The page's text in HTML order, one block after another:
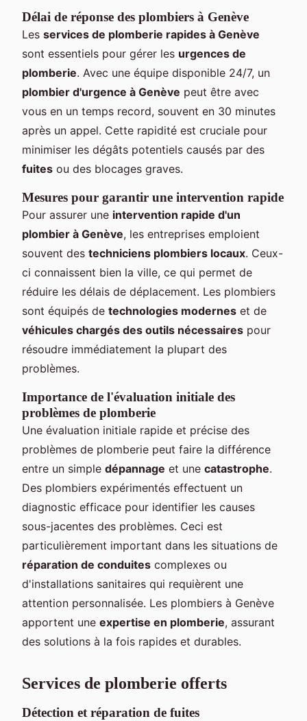
Délai de réponse des plombiers à Genève
Les services de plomberie rapides à Genève
sont essentiels pour gérer les urgences de
plomberie. Avec une équipe disponible 24/7, un
plombier d'urgence à Genève peut être avec
vous en un temps record, souvent en 30 minutes
après un appel. Cette rapidité est cruciale pour
minimiser les dégâts potentiels causés par des
fuites ou des blocages graves.
Mesures pour garantir une intervention rapide
Pour assurer une intervention rapide d'un
plombier à Genève, les entreprises emploient
souvent des techniciens plombiers locaux. Ceux-
ci connaissent bien la ville, ce qui permet de
réduire les délais de déplacement. Les plombiers
sont équipés de technologies modernes et de
véhicules chargés des outils nécessaires pour
résoudre immédiatement la plupart des
problèmes.
Importance de l'évaluation initiale des
problèmes de plomberie
Une évaluation initiale rapide et précise des
problèmes de plomberie peut faire la différence
entre un simple dépannage et une catastrophe.
Des plombiers expérimentés effectuent un
diagnostic efficace pour identifier les causes
sous-jacentes des problèmes. Ceci est
particulièrement important dans les situations de
réparation de conduites complexes ou
d'installations sanitaires qui requièrent une
attention personnalisée. Les plombiers à Genève
apportent une expertise en plomberie, assurant
des solutions à la fois rapides et durables.
Services de plomberie offerts
Détection et réparation de fuites